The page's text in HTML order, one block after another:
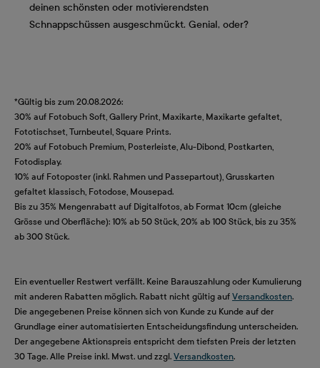
deinen schönsten oder motivierendsten
Schnappschüssen ausgeschmückt. Genial, oder?
*Gültig bis zum 20.08.2026:
30% auf Fotobuch Soft, Gallery Print, Maxikarte, Maxikarte gefaltet,
Fototischset, Turnbeutel, Square Prints.
20% auf Fotobuch Premium, Posterleiste, Alu-Dibond, Postkarten,
Fotodisplay.
10% auf Fotoposter (inkl. Rahmen und Passepartout), Grusskarten
gefaltet klassisch, Fotodose, Mousepad.
Bis zu 35% Mengenrabatt auf Digitalfotos, ab Format 10cm (gleiche
Grösse und Oberfläche): 10% ab 50 Stück, 20% ab 100 Stück, bis zu 35%
ab 300 Stück.
Ein eventueller Restwert verfällt. Keine Barauszahlung oder Kumulierung
mit anderen Rabatten möglich. Rabatt nicht gültig auf Versandkosten.
Die angegebenen Preise können sich von Kunde zu Kunde auf der
Grundlage einer automatisierten Entscheidungsfindung unterscheiden.
Der angegebene Aktionspreis entspricht dem tiefsten Preis der letzten
30 Tage. Alle Preise inkl. Mwst. und zzgl. Versandkosten.